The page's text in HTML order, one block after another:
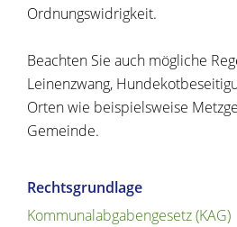
Ordnungswidrigkeit.
Beachten Sie auch mögliche
Leinenzwang,
Orten wie beispielsweise
Gemeinde.
Rechtsgrundlage
Kommunalabgabengesetz (KAG)